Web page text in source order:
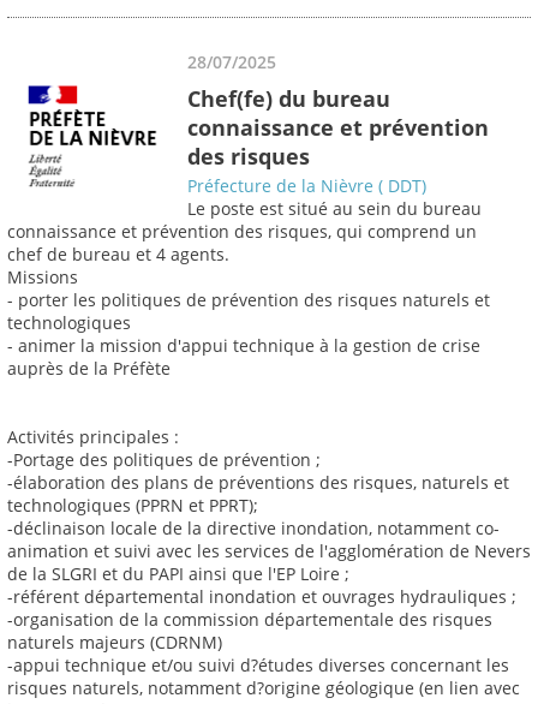
28/07/2025
Chef(fe) du bureau
connaissance et prévention
des risques
Préfecture de la Nièvre ( DDT)
Le poste est situé au sein du bureau
connaissance et prévention des risques, qui comprend un
chef de bureau et 4 agents.
Missions
- porter les politiques de prévention des risques naturels et
technologiques
- animer la mission d'appui technique à la gestion de crise
auprès de la Préfète
Activités principales :
-Portage des politiques de prévention ;
-élaboration des plans de préventions des risques, naturels et
technologiques (PPRN et PPRT);
-déclinaison locale de la directive inondation, notamment co-
animation et suivi avec les services de l'agglomération de Nevers
de la SLGRI et du PAPI ainsi que l'EP Loire ;
-référent départemental inondation et ouvrages hydrauliques ;
-organisation de la commission départementale des risques
naturels majeurs (CDRNM)
-appui technique et/ou suivi d?études diverses concernant les
risques naturels, notamment d?origine géologique (en lien avec